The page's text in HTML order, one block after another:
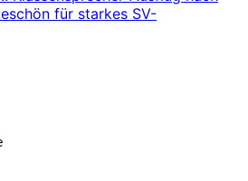
für starkes SV-